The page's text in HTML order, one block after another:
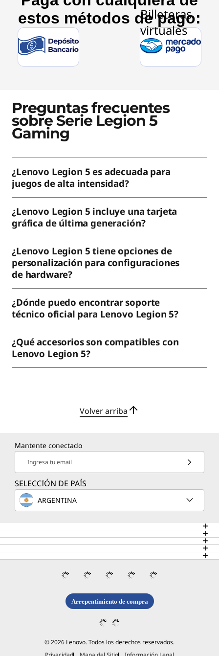
estos métodos de pago:
Preguntas frecuentes
sobre Serie Legion 5
Gaming
¿Lenovo Legion 5 es adecuada para
juegos de alta intensidad?
¿Lenovo Legion 5 incluye una tarjeta
gráfica de última generación?
¿Lenovo Legion 5 tiene opciones de
personalización para configuraciones
de hardware?
¿Dónde puedo encontrar soporte
técnico oficial para Lenovo Legion 5?
¿Qué accesorios son compatibles con
Lenovo Legion 5?
Volver arriba
Mantente conectado
Ingresa tu email
SELECCIÓN DE PAÍS
ARGENTINA
Arrepentimiento de compra
© 2026 Lenovo. Todos los derechos reservados.